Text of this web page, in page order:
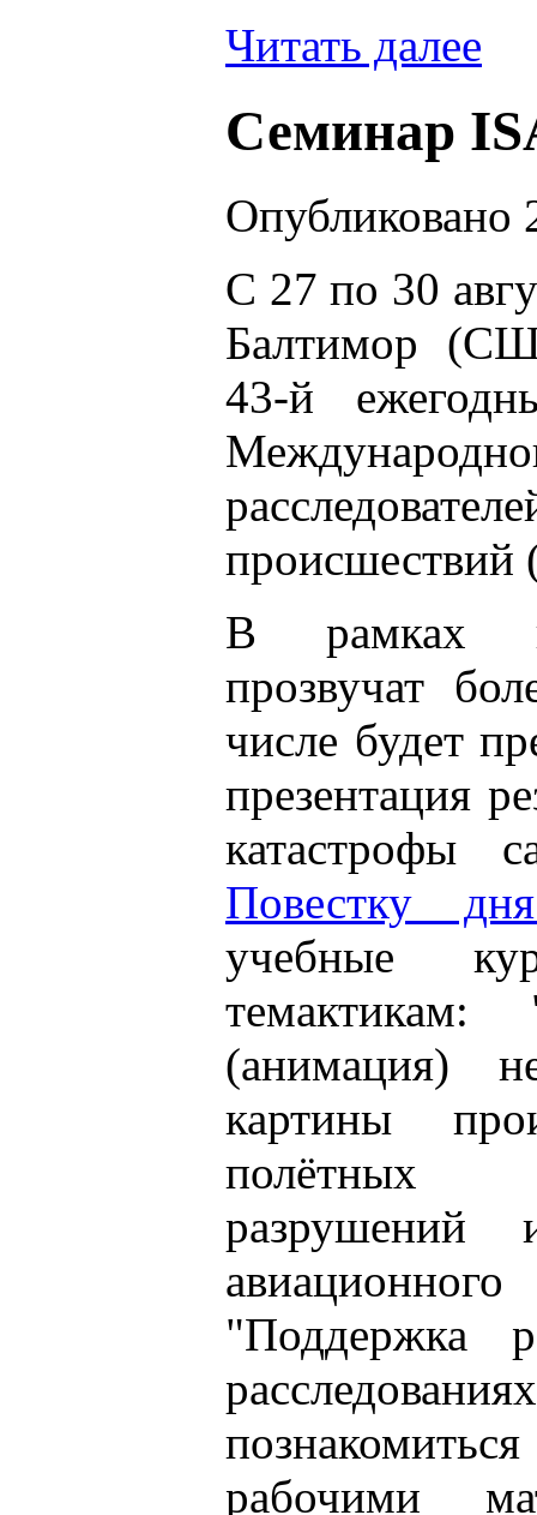
Читать далее
Семинар
Опубликовано
С 27 по 30
Балтимор
43-й
происшествий
В рамках
прозвучат
числе будет
презентация
катастрофы
Повестку
учебные
темактикам:
(анимация)
картины
полётных
разрушений
"Поддержка
рабочими